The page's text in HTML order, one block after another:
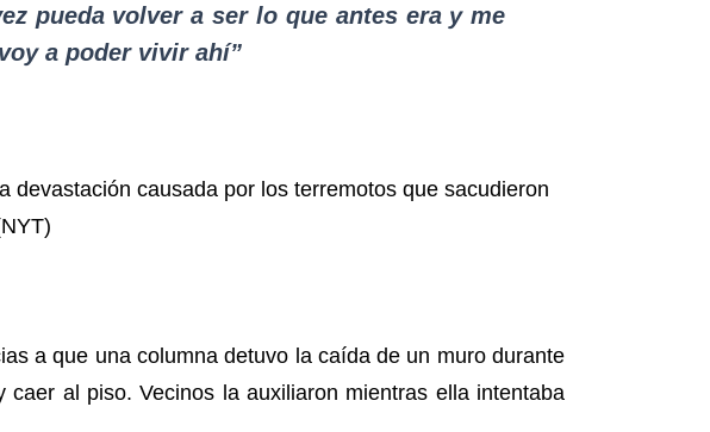
pueda volver a ser lo que antes era y me
a poder vivir ahí”
a que una columna detuvo la caída de un muro durante
al piso. Vecinos la auxiliaron mientras ella intentaba